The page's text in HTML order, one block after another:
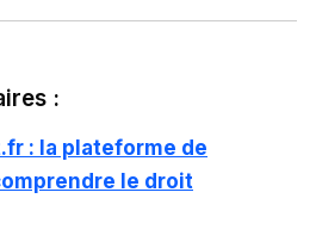
:
: la plateforme de
le droit